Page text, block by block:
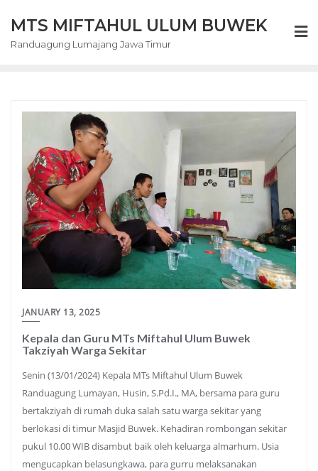
content
MTS MIFTAHUL ULUM BUWEK
Randuagung Lumajang Jawa Timur
JANUARY 13, 2025
Kepala dan Guru MTs Miftahul Ulum Buwek
Takziyah Warga Sekitar
Senin (13/01/2024) Kepala MTs Miftahul Ulum Buwek
Randuagung Lumayan, Husin, S.Pd.I., MA, bersama para guru
bertakziyah di rumah duka salah satu warga sekitar yang
berlokasi di timur Masjid Buwek. Kehadiran rombongan sekitar
pukul 10.00 WIB disambut baik oleh keluarga almarhum. Usia
mengucapkan belasungkawa, para gurru melaksanakan